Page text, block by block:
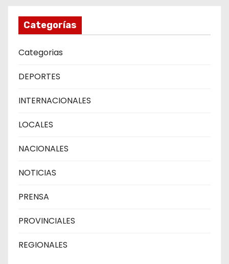
Categorías
Categorias
DEPORTES
INTERNACIONALES
LOCALES
NACIONALES
NOTICIAS
PRENSA
PROVINCIALES
REGIONALES